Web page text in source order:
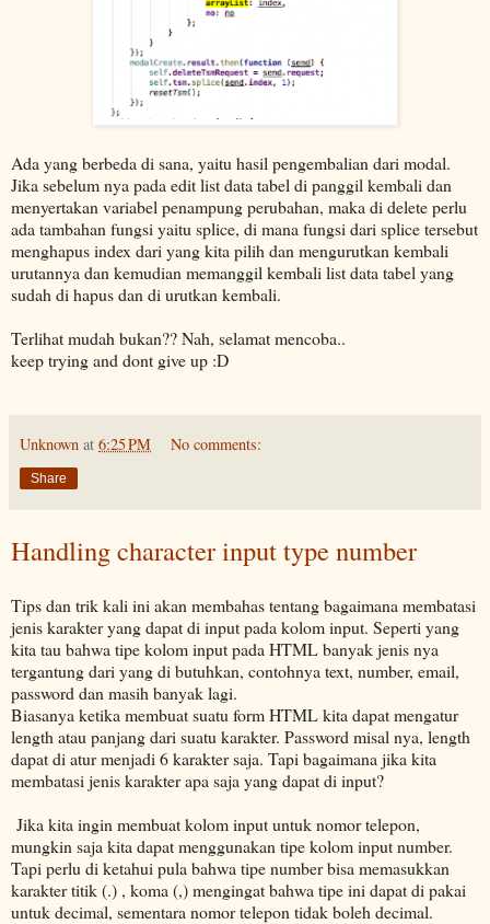
Ada yang berbeda di sana, yaitu hasil pengembalian dari modal.
Jika sebelum nya pada edit list data tabel di panggil kembali dan
menyertakan variabel penampung perubahan, maka di delete perlu
ada tambahan fungsi yaitu splice, di mana fungsi dari splice tersebut
menghapus index dari yang kita pilih dan mengurutkan kembali
urutannya dan kemudian memanggil kembali list data tabel yang
sudah di hapus dan di urutkan kembali.
Terlihat mudah bukan?? Nah, selamat mencoba..
keep trying and dont give up :D
Unknown at 6:25 PM No comments:
Share
Handling character input type number
Tips dan trik kali ini akan membahas tentang bagaimana membatasi
jenis karakter yang dapat di input pada kolom input. Seperti yang
kita tau bahwa tipe kolom input pada HTML banyak jenis nya
tergantung dari yang di butuhkan, contohnya text, number, email,
password dan masih banyak lagi.
Biasanya ketika membuat suatu form HTML kita dapat mengatur
length atau panjang dari suatu karakter. Password misal nya, length
dapat di atur menjadi 6 karakter saja. Tapi bagaimana jika kita
membatasi jenis karakter apa saja yang dapat di input?
Jika kita ingin membuat kolom input untuk nomor telepon,
mungkin saja kita dapat menggunakan tipe kolom input number.
Tapi perlu di ketahui pula bahwa tipe number bisa memasukkan
karakter titik (.) , koma (,) mengingat bahwa tipe ini dapat di pakai
untuk decimal, sementara nomor telepon tidak boleh decimal.